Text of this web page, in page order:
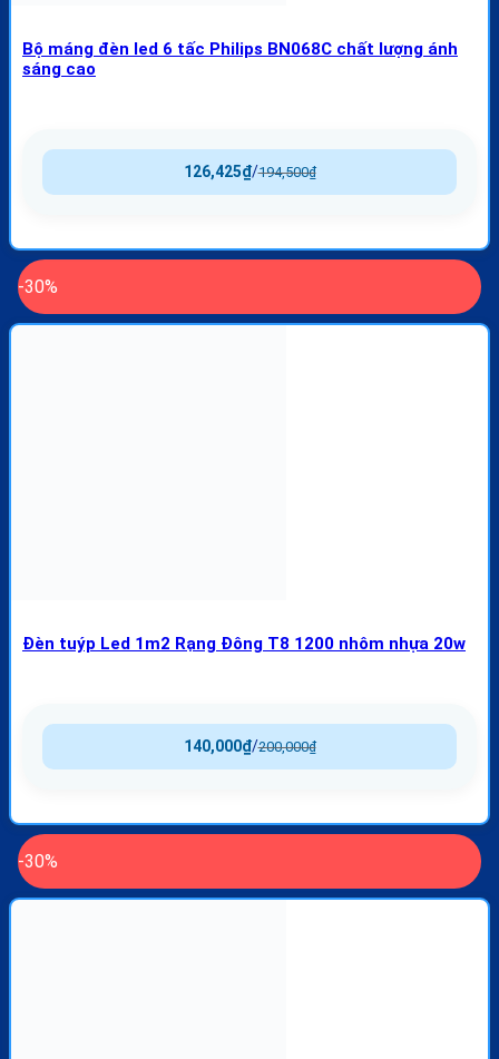
Bộ máng đèn led 6 tấc Philips BN068C chất lượng ánh
sáng cao
194,500₫
/
126,425₫
-30%
Đèn tuýp Led 1m2 Rạng Đông T8 1200 nhôm nhựa 20w
200,000₫
/
140,000₫
-30%